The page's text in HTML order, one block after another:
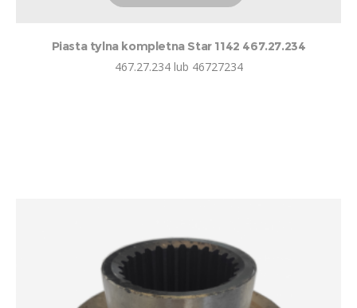
Piasta tylna kompletna Star 1142 467.27.234
467.27.234 lub 46727234